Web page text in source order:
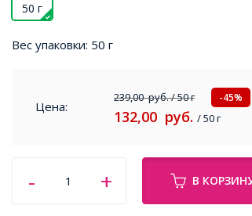
50 г
Вес упаковки: 50 г
Цена:
239,00руб./ 50 г -45%
132,00 руб. / 50 г
В